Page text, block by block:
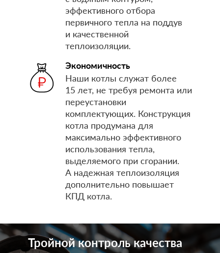
эффективного отбора
первичного тепла на поддув
и качественной
теплоизоляции.
Экономичность
Наши котлы служат более
15 лет, не требуя ремонта или
переустановки
комплектующих. Конструкция
котла продумана для
максимально эффективного
использования тепла,
выделяемого при сгорании.
А надежная теплоизоляция
дополнительно повышает
КПД котла.
Тройной контроль качества